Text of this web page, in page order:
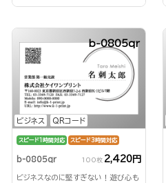
ビジネス QRコード
b-0805qr
スピード1時間対応 スピード3時間対応
b-0805qr 100枚 2,420円
ビジネスなのに堅すぎない！遊び心も